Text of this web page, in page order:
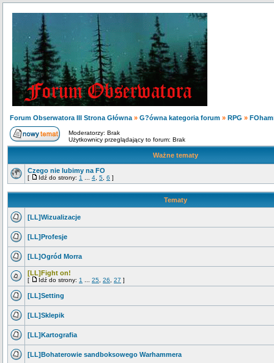
Forum Obserwatora III Strona Główna » G?ówna kategoria forum » RPG »
Moderatorzy: Brak
Użytkownicy przeglądający to forum: Brak
Ważne tematy
Czego nie lubimy na FO
[ Idź do strony: 1 4 5 6 ]
Tematy
[LL]Wizualizacje
[LL]Profesje
[LL]Ogród Morra
[LL]Fight on!
[ Idź do strony: 1 25 26 27 ]
[LL]Setting
[LL]Sklepik
[LL]Kartografia
[LL]Bohaterowie sandboksowego Warhammera